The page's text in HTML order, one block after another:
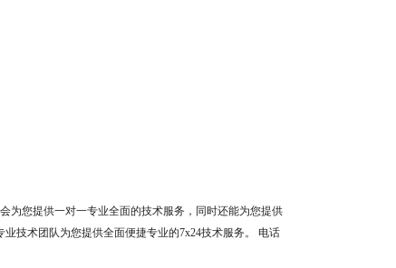
为您提供一对一专业全面的技术服务，同时还能为您提供
技术团队为您提供全面便捷专业的7x24技术服务。 电话